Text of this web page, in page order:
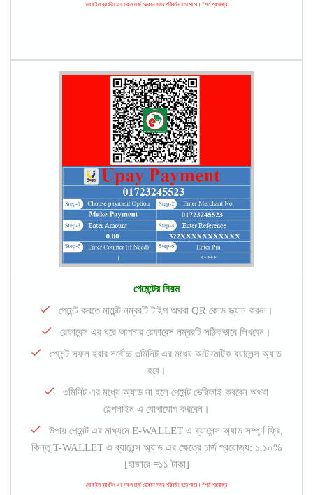
মোবাইল ব্যাংকিং এর সকল চার্জ যেকোন সময় পরিবর্তন হতে পারে। *শর্ত প্রযোজ্য
পেমেন্টের নিয়ম
পেমেন্ট করতে মার্চেন্ট নম্বরটি টাইপ অথবা QR কোড স্ক্যান করুন।
রেফারেন্স এর ঘরে আপনার রেফারেন্স নম্বরটি সঠিকভাবে লিখবেন।
পেমেন্ট সফল হবার সর্বোচ্চ ৩মিনিট এর মধ্যে অটোমেটিক ব্যালেন্স অ্যাড
হবে।
৩মিনিট এর মধ্যে অ্যাড না হলে পেমেন্ট ভেরিফাই করবেন অথবা
হেল্পলাইন এ যোগাযোগ করবেন।
উপায় পেমেন্ট এর মাধ্যমে E-WALLET এ ব্যালেন্স অ্যাড সম্পূর্ণ ফ্রি,
কিন্তু T-WALLET এ ব্যালেন্স অ্যাড এর ক্ষেত্রে চার্জ প্রযোজ্য: ১.১০%
[হাজারে =১১ টাকা]
মোবাইল ব্যাংকিং এর সকল চার্জ যেকোন সময় পরিবর্তন হতে পারে। *শর্ত প্রযোজ্য